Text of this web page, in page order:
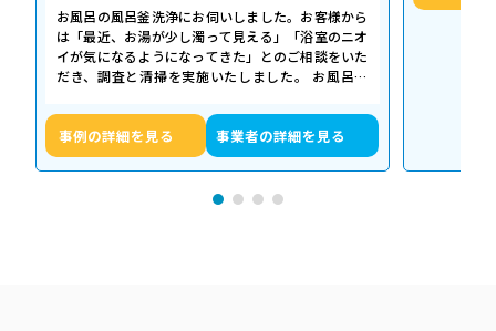
お風呂の風呂釜洗浄にお伺いしました。お客様から
は「最近、お湯が少し濁って見える」「浴室のニオ
イが気になるようになってきた」とのご相談をいた
だき、調査と清掃を実施いたしました。 お風呂の
事例の詳細を見る 事業者の詳細を見る